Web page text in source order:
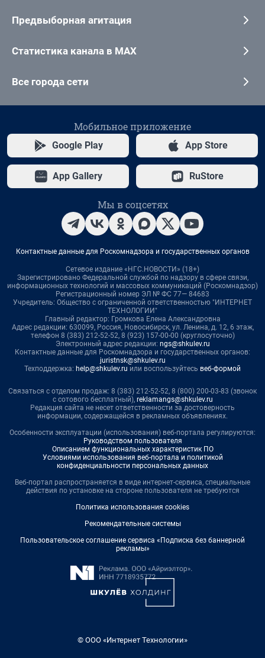
Предвыборная агитация
Статистика канала в MAX
Все города сети
Мобильное приложение
Google Play App Store
App Gallery RuStore
Мы в соцсетях
Контактные данные для Роскомнадзора и государственных органов
Сетевое издание «НГС.НОВОСТИ» (18+)
Зарегистрировано Федеральной службой по надзору в сфере связи,
информационных технологий и массовых коммуникаций (Роскомнадзор)
Регистрационный номер ЭЛ № ФС 77— 84683
Учредитель: Общество с ограниченной ответственностью "ИНТЕРНЕТ
ТЕХНОЛОГИИ"
Главный редактор: Громкова Елена Александровна
Адрес редакции: 630099, Россия, Новосибирск, ул. Ленина, д. 12, 6 этаж,
телефон 8 (383) 212-52-52, 8 (923) 157-00-00 (круглосуточно)
Электронный адрес редакции: ngs@shkulev.ru
Контактные данные для Роскомнадзора и государственных органов:
juristnsk@shkulev.ru
Техподдержка: help@shkulev.ru или воспользуйтесь веб-формой
Связаться с отделом продаж: 8 (383) 212-52-52, 8 (800) 200-03-83 (звонок
с сотового бесплатный), reklamangs@shkulev.ru
Редакция сайта не несет ответственности за достоверность
информации, содержащейся в рекламных объявлениях.
Особенности эксплуатации (использования) веб-портала регулируются:
Руководством пользователя
Описанием функциональных характеристик ПО
Условиями использования веб-портала и политикой
конфиденциальности персональных данных
Веб-портал распространяется в виде интернет-сервиса, специальные
действия по установке на стороне пользователя не требуются
Политика использования cookies
Рекомендательные системы
Пользовательское соглашение сервиса «Подписка без баннерной
рекламы»
© ООО «Интернет Технологии»